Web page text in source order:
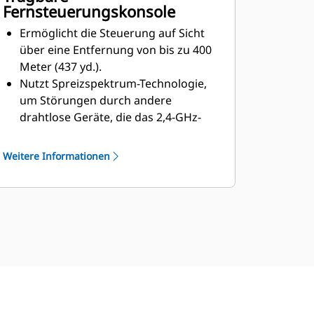
Ermöglicht steilere Arbeitswinkel
zum Transport höherer Volumina.
Ermöglicht einem Bediener die
Steuerung mehrerer Dozer.
Fernsteuerungskonsole
Ermöglicht die Steuerung auf Sicht
über eine Entfernung von bis zu 400
Meter (437 yd.).
Nutzt Spreizspektrum-Technologie,
um Störungen durch andere
drahtlose Geräte, die das 2,4-GHz-
eliminieren und verfügt über
Sicherung der Kommunikation
Weitere Informationen